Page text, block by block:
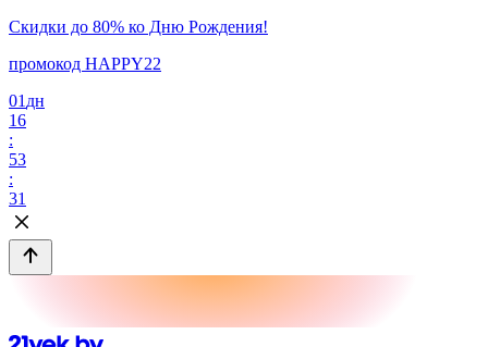
Скидки до 80% ко Дню Рождения!
промокод HAPPY22
01 дн
16
:
53
:
31